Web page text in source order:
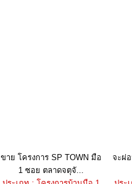
ขาย โครงการ SP TOWN มือ
1 ซอย ตลาดจตุจั...
จะผ่